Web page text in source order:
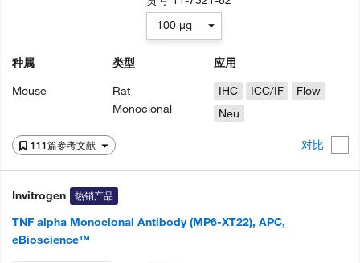
111篇参考文献 对比
种属
Mouse
类型
Rat
Monoclonal
应用
IHC
ICC/IF
Flow
Neu
100 µg
Invitrogen 热销产品
TNF alpha Monoclonal Antibody (MP6-XT22), APC,
eBioscience™